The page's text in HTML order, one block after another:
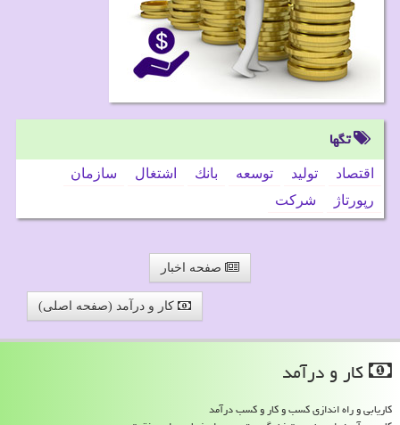
تگها
اقتصاد تولید توسعه بانك اشتغال
سازمان
رپورتاژ
شركت
صفحه اخبار
کار و درآمد (صفحه اصلی)
كار و درآمد
کاریابی و راه اندازی کسب و کار و کسب درآمد